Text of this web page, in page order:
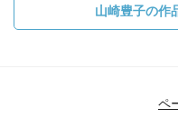
山崎豊子の作
ペ